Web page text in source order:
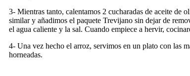
3- Mientras tanto, calentamos 2 cucharadas de aceite de
similar y añadimos el paquete Trevijano sin dejar de
el agua caliente y la sal. Cuando empiece a hervir,
4- Una vez hecho el arroz, servimos en un plato con las
horneadas.